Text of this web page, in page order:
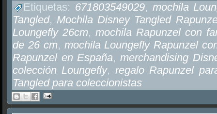
Etiquetas: 671803549029, mochila
Tangled, Mochila Disney Tangled
Loungefly 26cm, mochila Rapunzel con
de 26 cm, mochila Loungefly Rapunzel
Rapunzel en España,merchandising
colección Loungefly, regalo Rapunzel
Tangled para coleccionistas